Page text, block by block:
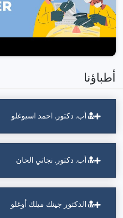
أطباؤنا
أب. دكتور. احمد اسيوغلو
أب. دكتور. نجاتي الحان
الدكتور جينك ميلك أوغلو